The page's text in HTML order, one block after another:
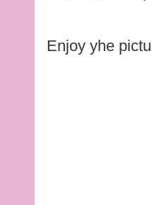
Enjoy yhe